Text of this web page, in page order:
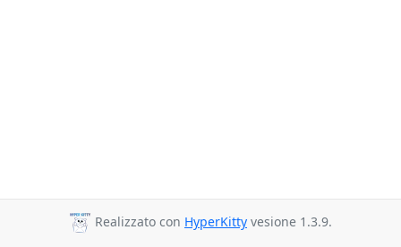
Realizzato con HyperKitty vesione 1.3.9.